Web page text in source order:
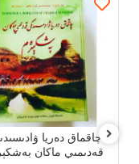
چاقماق دەريا
قەدىمىي ماكان